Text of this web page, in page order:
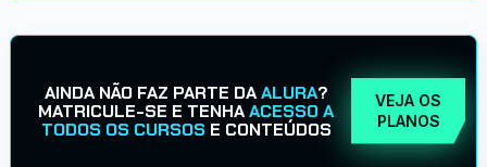
AINDA NÃO FAZ PARTE DAALURA?
MATRICULE-SE E TENHAACESSO A
TODOS OS CURSOS E CONTEÚDOS
VEJA OS
PLANOS